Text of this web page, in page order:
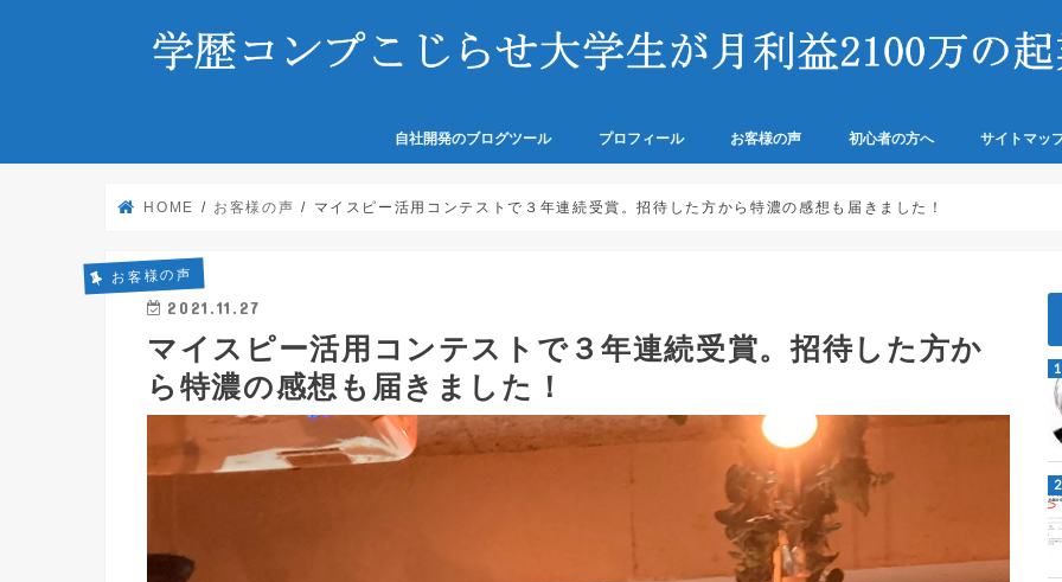
自社開発のブログツール プロフィール お客様の声 初心者の方へ サイトマッ
HOME お客様の声 マイスピー活用コンテストで３年連続受賞。招待した方から特濃の感想も届きました！
お客様の声
2021.11.27
マイスピー活用コンテストで３年連続受賞。招待した方か
ら特濃の感想も届きました！